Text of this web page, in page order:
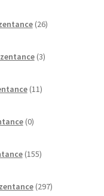
26izdelkov
3izdelki
11izdelkov
0izdelkov
155izdelkov
297izdelkov